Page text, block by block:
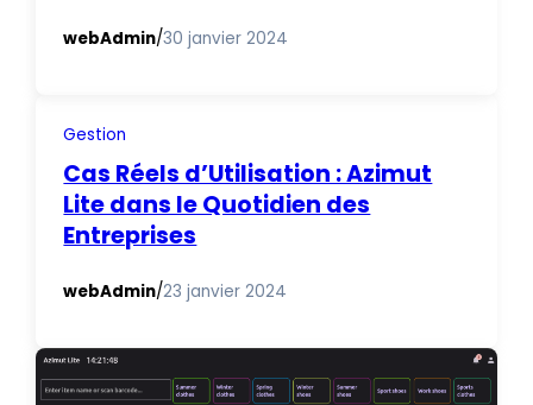
webAdmin/30 janvier 2024
Gestion
Cas Réels d’Utilisation : Azimut
Lite dans le Quotidien des
Entreprises
webAdmin/23 janvier 2024